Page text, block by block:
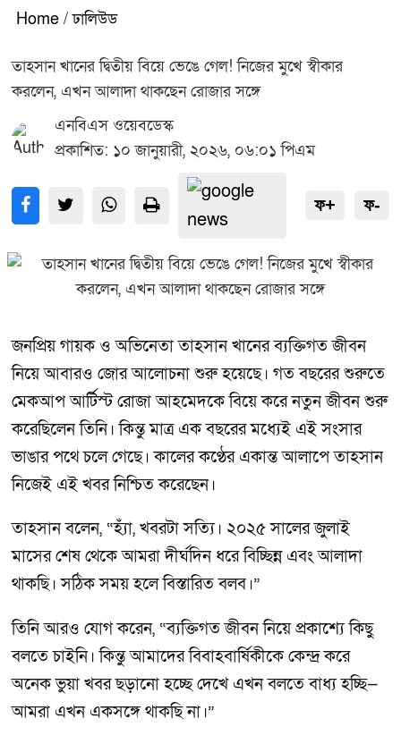
Home / ঢালিউড
তাহসান খানের দ্বিতীয় বিয়ে ভেঙে গেল! নিজের মুখে স্বীকার
করলেন, এখন আলাদা থাকছেন রোজার সঙ্গে
এনবিএস ওয়েবডেস্ক
প্রকাশিত: ১০ জানুয়ারী, ২০২৬, ০৬:০১ পিএম
ফ+ ফ-
জনপ্রিয় গায়ক ও অভিনেতা তাহসান খানের ব্যক্তিগত জীবন
নিয়ে আবারও জোর আলোচনা শুরু হয়েছে। গত বছরের শুরুতে
মেকআপ আর্টিস্ট রোজা আহমেদকে বিয়ে করে নতুন জীবন শুরু
করেছিলেন তিনি। কিন্তু মাত্র এক বছরের মধ্যেই এই সংসার
ভাঙার পথে চলে গেছে। কালের কণ্ঠের একান্ত আলাপে তাহসান
নিজেই এই খবর নিশ্চিত করেছেন।
তাহসান বলেন, “হ্যাঁ, খবরটা সত্যি। ২০২৫ সালের জুলাই
মাসের শেষ থেকে আমরা দীর্ঘদিন ধরে বিচ্ছিন্ন এবং আলাদা
থাকছি। সঠিক সময় হলে বিস্তারিত বলব।”
তিনি আরও যোগ করেন, “ব্যক্তিগত জীবন নিয়ে প্রকাশ্যে কিছু
বলতে চাইনি। কিন্তু আমাদের বিবাহবার্ষিকীকে কেন্দ্র করে
অনেক ভুয়া খবর ছড়ানো হচ্ছে দেখে এখন বলতে বাধ্য হচ্ছি—
আমরা এখন একসঙ্গে থাকছি না।”